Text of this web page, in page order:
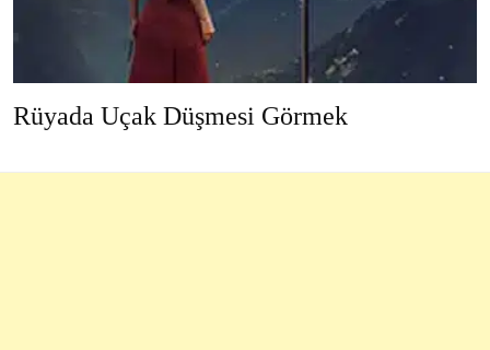
Rüyada Uçak Düşmesi Görmek